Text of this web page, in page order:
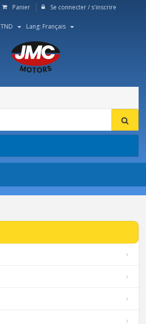
Panier Se connecter / s'inscrire
TND Lang: Français